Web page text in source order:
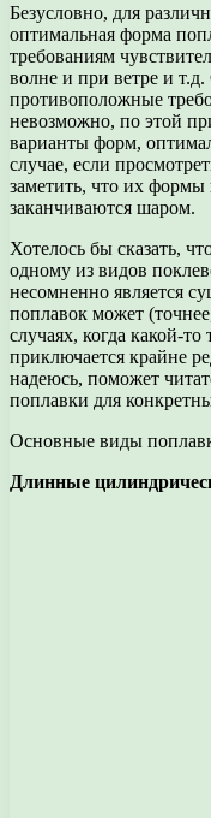
Безусловно, для
оптимальная форма
требованиям
волне и при ветре и
противоположные
невозможно, по этой
варианты форм,
случае, если
заметить, что их
заканчиваются шаром.
Хотелось бы сказать,
одному из видов
несомненно является
поплавок может
случаях, когда какой-
приключается крайне
надеюсь, поможет
поплавки для
Основные виды
Длинные